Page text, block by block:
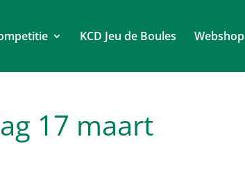
KCD Jeu de Boules Webshop
17 maart